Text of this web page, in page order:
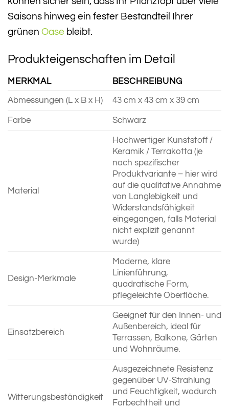
Saisons hinweg ein fester Bestandteil Ihrer
grünen Oase bleibt.
Produkteigenschaften im Detail
MERKMAL BESCHREIBUNG
Abmessungen (L x B x H) 43 cm x 43 cm x 39 cm
Farbe Schwarz
Material
Hochwertiger Kunststoff /
Keramik / Terrakotta (je
nach spezifischer
Produktvariante – hier wird
auf die qualitative Annahme
von Langlebigkeit und
Widerstandsfähigkeit
eingegangen, falls Material
nicht explizit genannt
wurde)
Design-Merkmale
Moderne, klare
Linienführung,
quadratische Form,
pflegeleichte Oberfläche.
Einsatzbereich
Geeignet für den Innen- und
Außenbereich, ideal für
Terrassen, Balkone, Gärten
und Wohnräume.
Witterungsbeständigkeit
Ausgezeichnete Resistenz
gegenüber UV-Strahlung
und Feuchtigkeit, wodurch
Farbechtheit und